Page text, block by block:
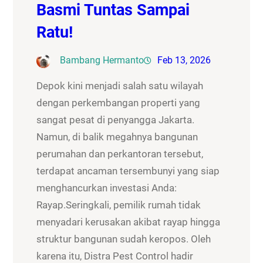
Basmi Tuntas Sampai
Ratu!
Bambang Hermanto Feb 13, 2026
Depok kini menjadi salah satu wilayah
dengan perkembangan properti yang
sangat pesat di penyangga Jakarta.
Namun, di balik megahnya bangunan
perumahan dan perkantoran tersebut,
terdapat ancaman tersembunyi yang siap
menghancurkan investasi Anda:
Rayap.Seringkali, pemilik rumah tidak
menyadari kerusakan akibat rayap hingga
struktur bangunan sudah keropos. Oleh
karena itu, Distra Pest Control hadir